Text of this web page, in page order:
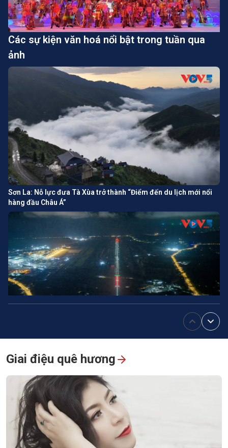
Sơn La: Nỗ lực đưa Tà Xùa trở thành “Điểm đến du lịch mới nổi
hàng đầu Châu Á”
Đường băng số 2 Phú Quốc chuẩn bị đón máy bay thân rộng
Các sự kiện văn hoá nổi bật trong tuần qua
ảnh
Giai điệu quê hương